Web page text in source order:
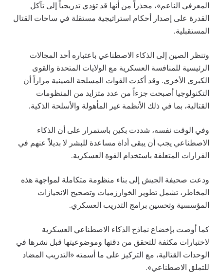
المعرفي الناعم»، محذراً من أنها قد تؤدي تدريجياً إلى تآكل
القدرة على إصدار أحكام استراتيجية مستقلة في ساحات القتال
المستقبلية.
وتنظر الصين إلى الذكاء الاصطناعي باعتباره أحد المجالات
الرئيسية للمنافسة العسكرية مع الولايات المتحدة والقوى
الكبرى الأخرى. وقد أكدت القوات المسلحة الصينية مراراً أن
التكنولوجيا أصبحت جزءاً من عدد متزايد من المنظومات
القتالية، بما في ذلك الأنظمة غير المأهولة والأسلحة الذكية.
وفي الوقت نفسه، شددت بكين باستمرار على أن الذكاء
الاصطناعي يجب أن يبقى أداة مساعدة للبشر لا بديلاً عنهم في
القرارات المتعلقة باستخدام القوة العسكرية.
ودعت صحيفة الجيش إلى بناء منظومة متكاملة لمواجهة هذه
المخاطر، تشمل تطوير الخوارزميات وتصحيح الانحيازات
المؤسسية وتحسين برامج التدريب العسكري.
كما أوصت بإخضاع نماذج الذكاء الاصطناعي العسكرية
لاختبارات مكثفة للتحقق من دقتها وموضوعيتها قبل نشرها في
الوحدات القتالية، مع التركيز على ما أسمته «التدريب المضاد
للتملق الاصطناعي».